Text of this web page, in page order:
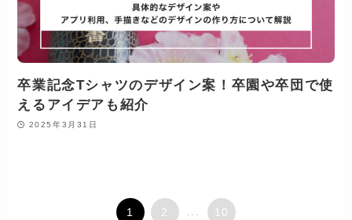
卒業記念Tシャツのデザイン案！卒園や卒団で使
えるアイデアも紹介
2025年3月31日
1 2 ... 10